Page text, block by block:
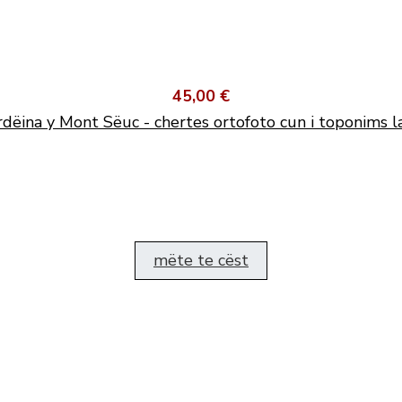
45,00 €
y Mont Sëuc - chertes ortofoto cun i toponims
mëte te cëst